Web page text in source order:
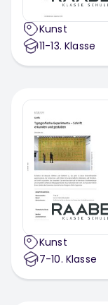
Kunst
11-13. Klasse
Kunst
7-10. Klasse